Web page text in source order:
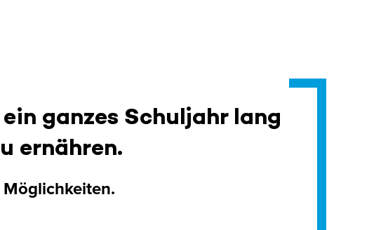
ganzes Schuljahr lang
ernähren.